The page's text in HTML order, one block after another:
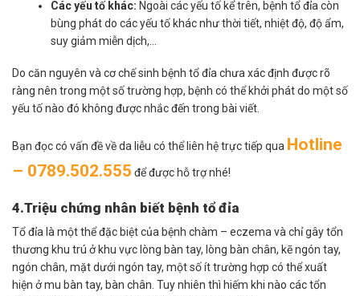
Các yếu tố khác: Ngoài các yếu tố kể trên, bệnh tổ đỉa còn
bùng phát do các yếu tố khác như thời tiết, nhiệt độ, độ ẩm,
suy giảm miễn dịch,…
Do căn nguyên và cơ chế sinh bệnh tổ đỉa chưa xác định được rõ
ràng nên trong một số trường hợp, bệnh có thể khởi phát do một số
yếu tố nào đó không được nhắc đến trong bài viết.
Bạn đọc có vấn đề về da liễu có thể liên hệ trực tiếp qua Hotline
– 0789.502.555 để được hỗ trợ nhé!
4.Triệu chứng nhân biết bệnh tổ đỉa
Tổ đỉa là một thể đặc biệt của bệnh chàm – eczema và chỉ gây tổn
thương khu trú ở khu vực lòng bàn tay, lòng bàn chân, kẽ ngón tay,
ngón chân, mặt dưới ngón tay, một số ít trường hợp có thể xuất
hiện ở mu bàn tay, bàn chân. Tuy nhiên thì hiếm khi nào các tổn